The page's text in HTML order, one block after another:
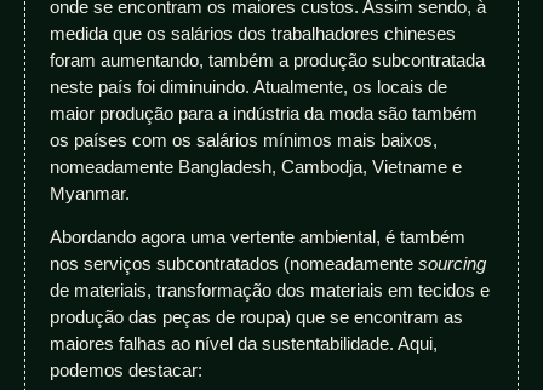
onde se encontram os maiores custos. Assim sendo, à
medida que os salários dos trabalhadores chineses
foram aumentando, também a produção subcontratada
neste país foi diminuindo. Atualmente, os locais de
maior produção para a indústria da moda são também
os países com os salários mínimos mais baixos,
nomeadamente Bangladesh, Cambodja, Vietname e
Myanmar.
Abordando agora uma vertente ambiental, é também
nos serviços subcontratados (nomeadamente sourcing
de materiais, transformação dos materiais em tecidos e
produção das peças de roupa) que se encontram as
maiores falhas ao nível da sustentabilidade. Aqui,
podemos destacar: